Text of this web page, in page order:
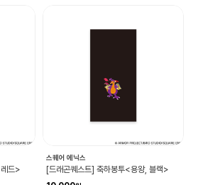
드>
스퀘어 에닉스
[드래곤퀘스트] 축하봉투<용왕, 블랙>